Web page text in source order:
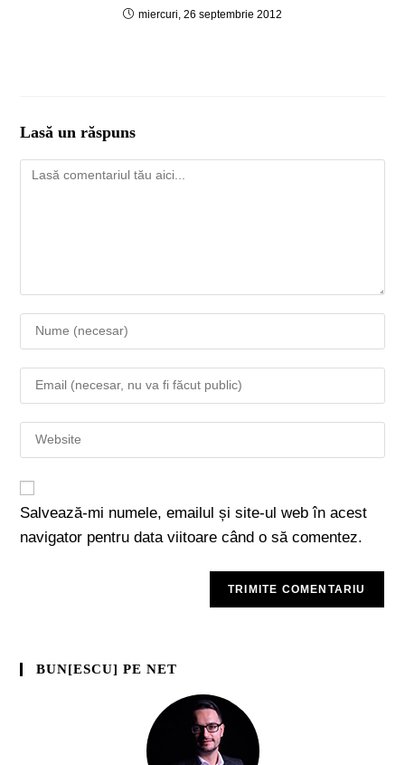
miercuri, 26 septembrie 2012
Lasă un răspuns
Salvează-mi numele, emailul și site-ul web în acest
navigator pentru data viitoare când o să comentez.
BUN[ESCU] PE NET